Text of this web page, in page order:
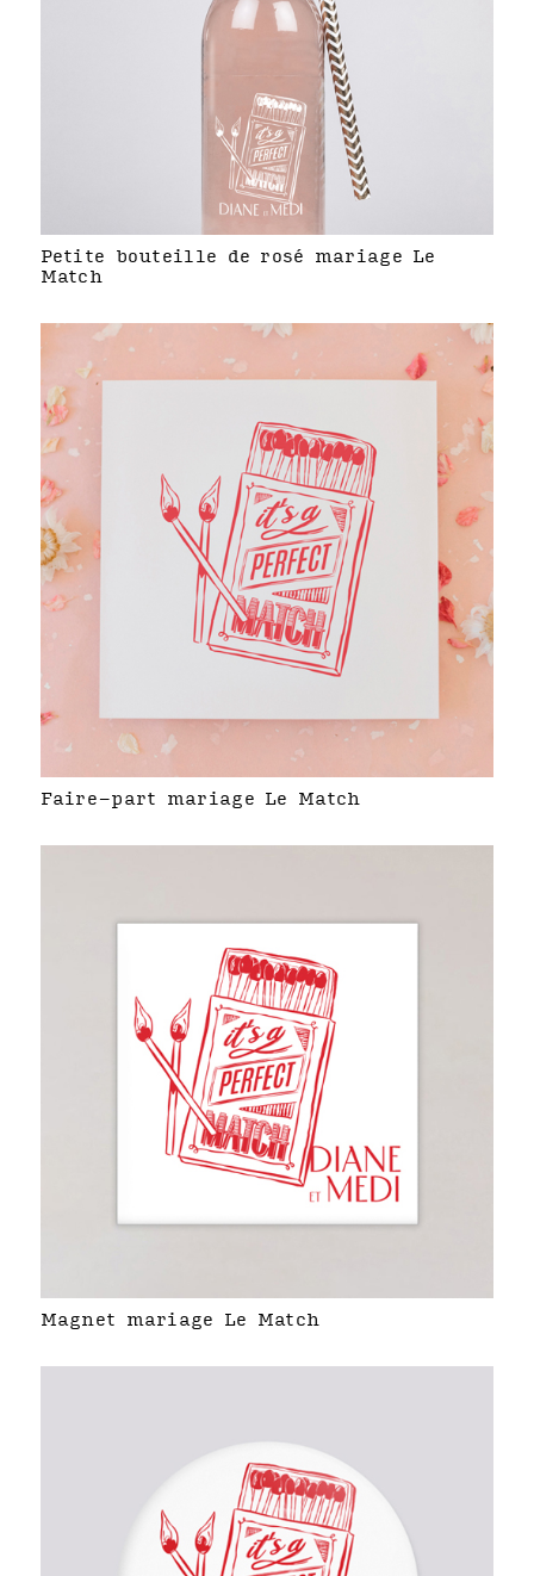
Petite bouteille de rosé mariage Le
Match
Faire-part mariage Le Match
Magnet mariage Le Match